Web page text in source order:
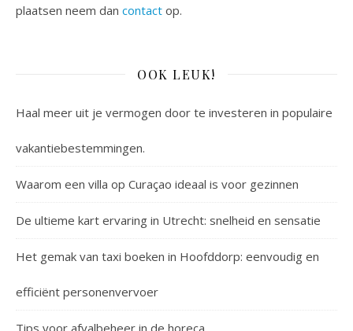
plaatsen neem dan contact op.
OOK LEUK!
Haal meer uit je vermogen door te investeren in populaire
vakantiebestemmingen.
Waarom een villa op Curaçao ideaal is voor gezinnen
De ultieme kart ervaring in Utrecht: snelheid en sensatie
Het gemak van taxi boeken in Hoofddorp: eenvoudig en
efficiënt personenvervoer
Tips voor afvalbeheer in de horeca